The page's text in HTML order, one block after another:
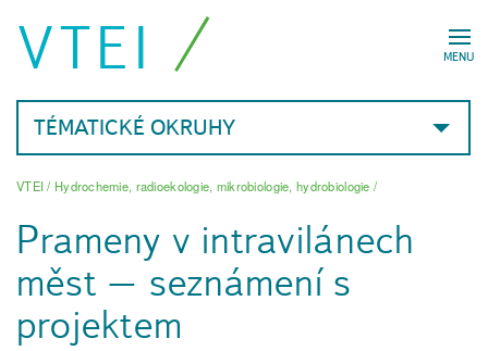
MENU
VTEI
TÉMATICKÉ OKRUHY
VTEI/ Hydrochemie, radioekologie, mikrobiologie, hydrobiologie /
Prameny v intravilánech
měst – seznámení s
projektem